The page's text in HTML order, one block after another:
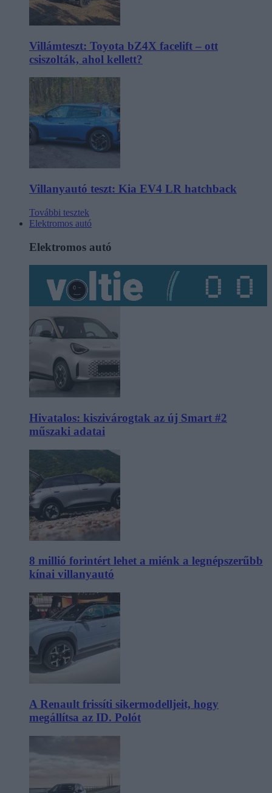
Villámteszt: Toyota bZ4X facelift – ott
csiszolták, ahol kellett?
Villanyautó teszt: Kia EV4 LR hatchback
További tesztek
Elektromos autó
Elektromos autó
Hivatalos: kiszivárogtak az új Smart #2
műszaki adatai
8 millió forintért lehet a miénk a legnépszerűbb
kínai villanyautó
A Renault frissíti sikermodelljeit, hogy
megállítsa az ID. Polót